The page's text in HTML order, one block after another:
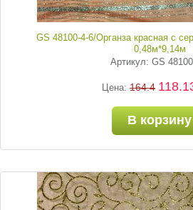
GS 48100-4-6/Органза красная с
0,48м*9,14м
Артикул: GS
Цена: 164.4
В корзину